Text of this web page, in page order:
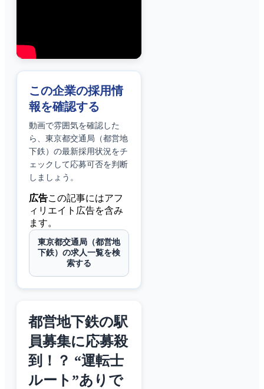
この企業の採用情
報を確認する
動画で雰囲気を確認した
ら、 東京都交通局（都営地
下鉄） の最新採用状況をチ
ェックして応募可否を判断
しましょう。
広告この記事にはアフ
ィリエイト広告を含み
ます。
東京都交通局（都営地
下鉄）の求人一覧を検
索する
都営地下鉄の駅
員募集に応募殺
到！？ “運転士
ルート”ありで